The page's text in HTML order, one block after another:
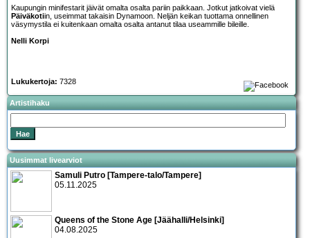
Kaupungin minifestarit jäivät omalta osalta pariin paikkaan. Jotkut jatkoivat vielä
Päiväkotiin, useimmat takaisin Dynamoon. Neljän keikan tuottama onnellinen
väsymystila ei kuitenkaan omalta osalta antanut tilaa useammille bileille.
Nelli Korpi
Lukukertoja: 7328
Artistihaku
Uusimmat livearviot
Samuli Putro [Tampere-talo/Tampere]
05.11.2025
Queens of the Stone Age [Jäähalli/Helsinki]
04.08.2025